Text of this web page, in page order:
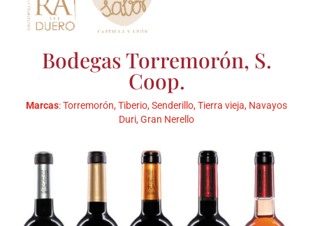
Bodegas Torremorón, S.
Coop.
Marcas: Torremorón, Tiberio, Senderillo, Tierra vieja, Navayos
Duri, Gran Nerello